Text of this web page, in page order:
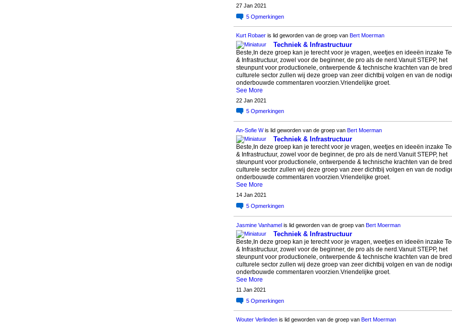
27 Jan 2021
5 Opmerkingen
Kurt Robaeris lid geworden van de groep van Bert Moerman
Techniek & Infrastructuur
Beste,In deze groep kan je terecht voor je vragen, weetjes en ideeën inzake
& Infrastructuur, zowel voor de beginner, de pro als de nerd.Vanuit STEPP, het
steunpunt voor productionele, ontwerpende & technische krachten van de
culturele sector zullen wij deze groep van zeer dichtbij volgen en van de
onderbouwde commentaren voorzien.Vriendelijke groet.
See More
22 Jan 2021
5 Opmerkingen
An-Sofie Wis lid geworden van de groep van Bert Moerman
Techniek & Infrastructuur
Beste,In deze groep kan je terecht voor je vragen, weetjes en ideeën inzake
& Infrastructuur, zowel voor de beginner, de pro als de nerd.Vanuit STEPP, het
steunpunt voor productionele, ontwerpende & technische krachten van de
culturele sector zullen wij deze groep van zeer dichtbij volgen en van de
onderbouwde commentaren voorzien.Vriendelijke groet.
See More
14 Jan 2021
5 Opmerkingen
Jasmine Vanhamelis lid geworden van de groep van Bert Moerman
Techniek & Infrastructuur
Beste,In deze groep kan je terecht voor je vragen, weetjes en ideeën inzake
& Infrastructuur, zowel voor de beginner, de pro als de nerd.Vanuit STEPP, het
steunpunt voor productionele, ontwerpende & technische krachten van de
culturele sector zullen wij deze groep van zeer dichtbij volgen en van de
onderbouwde commentaren voorzien.Vriendelijke groet.
See More
11 Jan 2021
5 Opmerkingen
Wouter Verlindenis lid geworden van de groep van Bert Moerman